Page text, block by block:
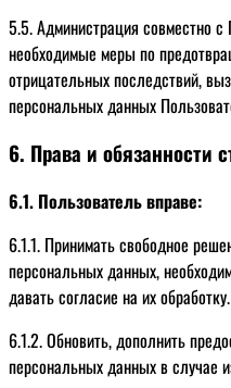
5.5. Администрация совместно
необходимые меры по
отрицательных последствий,
персональных данных
6. Права и обязанности
6.1. Пользователь вправе:
6.1.1. Принимать свободное
персональных данных,
давать согласие на их обработку.
6.1.2. Обновить, дополнить
персональных данных в случае